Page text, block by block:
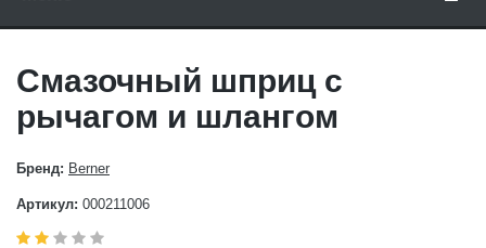
Смазочный шприц с
рычагом и шлангом
Бренд: Berner
Артикул: 000211006